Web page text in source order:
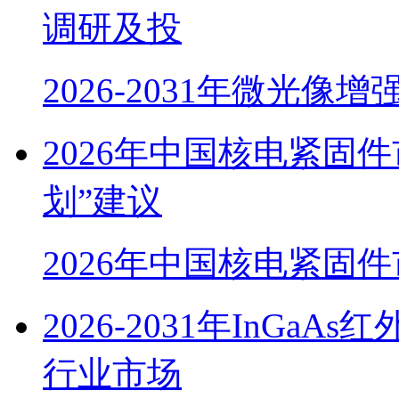
调研及投
2026-2031年微光像增
2026年中国核电紧固
划”建议
2026年中国核电紧固
2026-2031年InGaAs
行业市场